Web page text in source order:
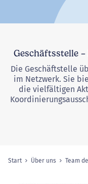
Geschäftsstelle
Die Geschäftstelle
im Netzwerk. Sie
die vielfältigen
Sie sind hier:
Start Über uns Team